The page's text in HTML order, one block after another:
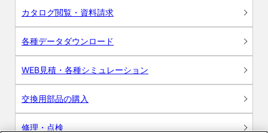
カタログ閲覧・資料請求
各種データダウンロード
WEB見積・各種シミュレーション
交換用部品の購入
修理・点検